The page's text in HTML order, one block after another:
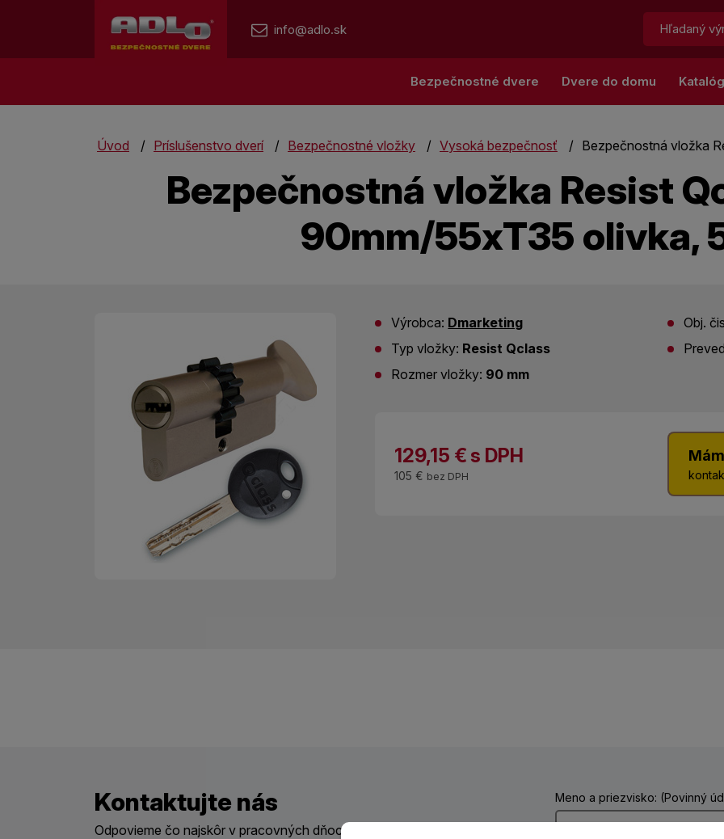
info@adlo.sk
Hľadať:
Bezpečnostné dvere Dvere do domu Katalóg
Úvod Príslušenstvo dverí Bezpečnostné vložky Vysoká bezpečnosť Bezpečnostná vložka
Bezpečnostná vložka Resist
90mm/55xT35 olivka,
129,15 € s DPH
105 € bez DPH
Výrobca: Dmarketing Obj.
Typ vložky: Resist Qclass
Rozmer vložky: 90 mm
Kontaktujte nás
Odpovieme čo najskôr v pracovných dňoch medzi 8 a 18 hod.
Meno a priezvisko: (Povinný